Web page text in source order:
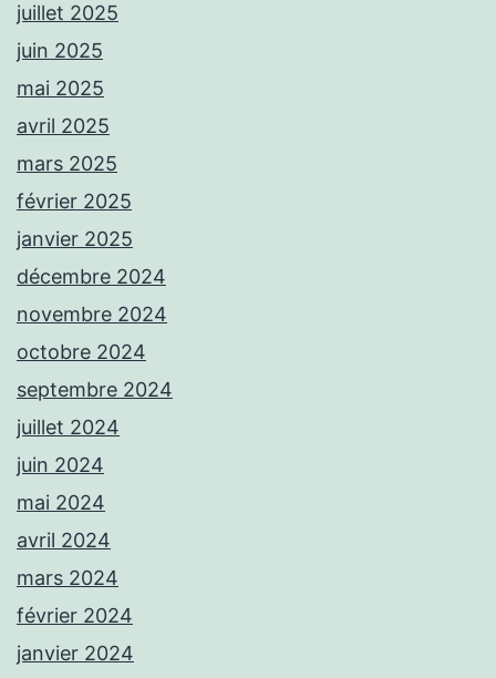
juillet 2025
juin 2025
mai 2025
avril 2025
mars 2025
février 2025
janvier 2025
décembre 2024
novembre 2024
octobre 2024
septembre 2024
juillet 2024
juin 2024
mai 2024
avril 2024
mars 2024
février 2024
janvier 2024